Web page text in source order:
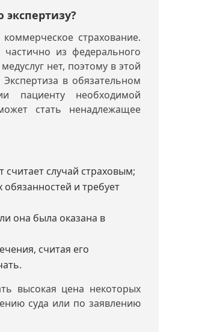
страхование.
из федерального
нет, поэтому в этой
в обязательном
пациенту необходимой
стать ненадлежащее
считает случай страховым;
и требует
она была оказана в
считая его
высокая цена некоторых
суда или по заявлению